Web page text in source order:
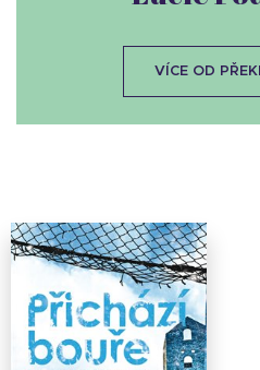
VÍCE OD